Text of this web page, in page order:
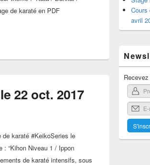
de karaté en PDF
22 oct. 2017
de karaté #KeikoSeries le
: “Kihon Niveau 1 / Ippon
de karaté intensifs, sous
Cours
avril